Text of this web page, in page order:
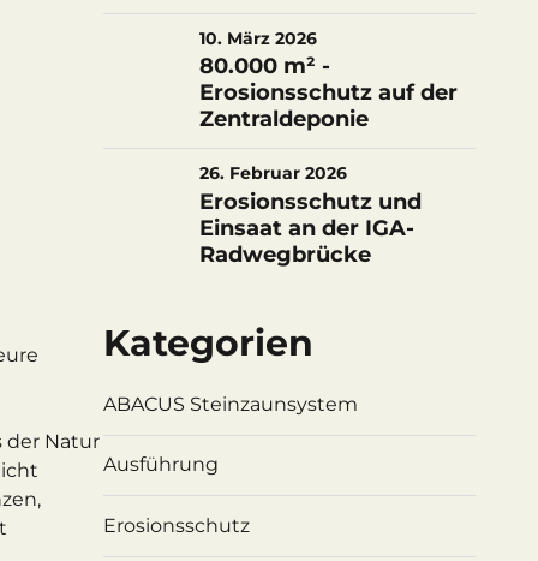
der Natur
10. März 2026
80.000 m² -
Erosionsschutz auf der
Zentraldeponie
26. Februar 2026
Erosionsschutz und
Einsaat an der IGA-
Radwegbrücke
Kategorien
ABACUS Steinzaunsystem
Ausführung
Erosionsschutz